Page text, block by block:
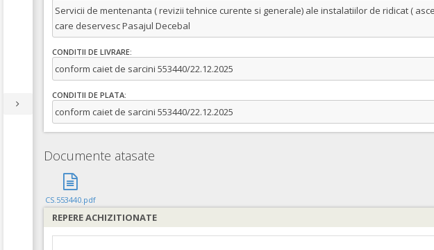
Servicii de mentenanta ( revizii tehnice curente si generale) ale instalatiilor de ridicat (
care deservesc Pasajul Decebal
CONDITII DE LIVRARE:
conform caiet de sarcini 553440/22.12.2025
CONDITII DE PLATA:
conform caiet de sarcini 553440/22.12.2025
Documente atasate
CS.553440.pdf
REPERE ACHIZITIONATE